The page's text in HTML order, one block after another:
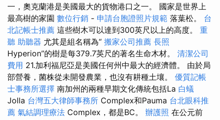
一，奧克蘭港是美國最大的貨物港口之一。 國家是世界上
最高樹的家園 數位行銷 - 申請台胞證照片規範 落葉松。 台
北記帳士推薦 這些樹木可以達到300英尺以上的高度。 重
聽 助聽器 尤其是組名稱為“ 搬家公司推薦 長照
Hyperion”的樹是每379.7英尺的著名生命木材。 清潔公司
費用 21.加利福尼亞是美國任何州中最大的經濟體。 由於局
部營養，菌株從未開發農業，也沒有耕種土壤。 優質記帳
士事務所選擇 南加州的兩種早期文化傳統包括La 白蟻
Jolla 台灣五大律師事務所 Complex和Pauma 台北眼科推
薦 氣結調理療法 Complex，都是BC。 辦護照 在公元前